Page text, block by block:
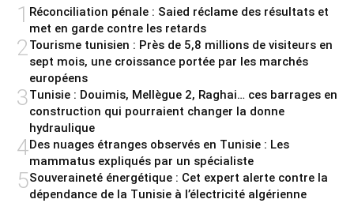
1 Réconciliation pénale : Saied réclame des résultats et
met en garde contre les retards
2 Tourisme tunisien : Près de 5,8 millions de visiteurs en
sept mois, une croissance portée par les marchés
européens
3Tunisie : Douimis, Mellègue 2, Raghai… ces barrages en
construction qui pourraient changer la donne
hydraulique
4Des nuages étranges observés en Tunisie : Les
mammatus expliqués par un spécialiste
5Souveraineté énergétique : Cet expert alerte contre la
dépendance de la Tunisie à l’électricité algérienne